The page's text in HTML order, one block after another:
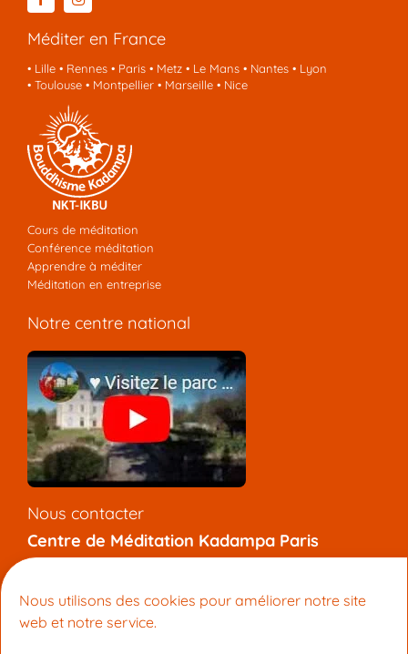
Nous utilisons des cookies pour améliorer notre site
web et notre service.
Méditer en France
• Lille• Rennes• Paris• Metz• Le Mans• Nantes• Lyon
• Toulouse• Montpellier• Marseille• Nice
Cours de méditation
Conférence méditation
Apprendre à méditer
Méditation en entreprise
Notre centre national
Nous contacter
Centre de Méditation Kadampa Paris
+33 (0) 9 81 92 47 12
info@meditation-paris.org